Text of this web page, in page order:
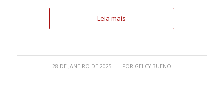
Leia mais
28 DE JANEIRO DE 2025
/ POR GELCY BUENO